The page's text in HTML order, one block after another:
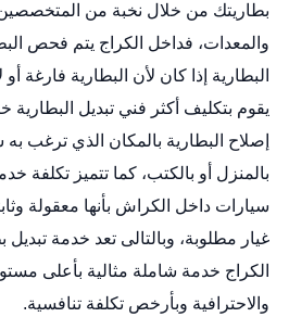
بطاريتك من خلال نخبة من
والمعدات، فداخل الكراج يتم فحص
البطارية إذا كان لأن البطارية فارغة
يقوم بتكليف أكثر فني تبديل البطارية
إصلاح البطارية بالمكان الذي ترغب
بالمنزل أو بالكتب، كما تتميز تكلفة
سيارات داخل الكراش بأنها معقولة
غيار مطلوبة، وبالتالى تعد خدمة
الكراج خدمة شاملة مثالية بأعلى
والاحترافية وبأرخص تكلفة تنافسية.